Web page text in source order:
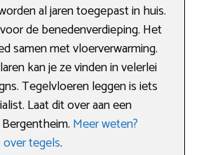
al jaren toegepast in huis.
de benedenverdieping. Het
samen met vloerverwarming.
kan je ze vinden in velerlei
Tegelvloeren leggen is iets
Laat dit over aan een
Meer weten?
tegels.